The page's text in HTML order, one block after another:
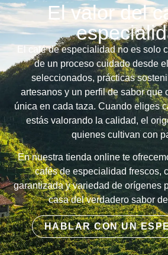
El valor del
El café de especialidad no es solo
de un proceso cuidado desde
seleccionados, prácticas
artesanos y un perfil de sabor que
única en cada taza. Cuando eliges
estás valorando la calidad, el
quienes cultivan con
En nuestra tienda online te
cafés de especialidad frescos,
garantizada y variedad de orígenes
casa del verdadero sabor
HABLAR CON UN